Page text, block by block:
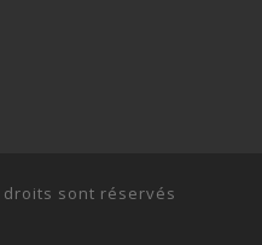
droits sont réservés